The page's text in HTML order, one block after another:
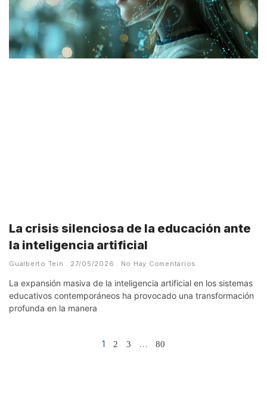
La crisis silenciosa de la educación ante
la inteligencia artificial
Gualberto Tein 27/05/2026 No Hay Comentarios
La expansión masiva de la inteligencia artificial en los sistemas
educativos contemporáneos ha provocado una transformación
profunda en la manera
1 2 3 … 80